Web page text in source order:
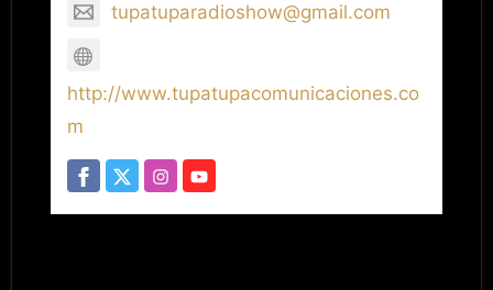
tupatuparadioshow@gmail.com
http://www.tupatupacomunicaciones.co
m